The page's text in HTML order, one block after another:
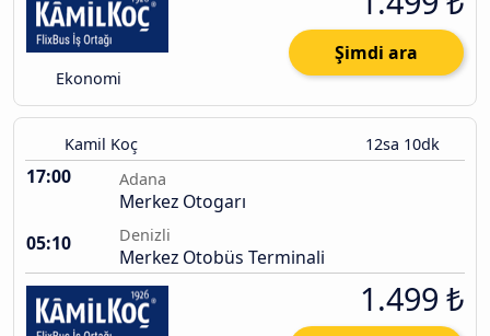
Ekonomi
Şimdi ara
Kamil Koç 12sa 10dk
17:00 Adana
Merkez Otogarı
05:10
Denizli
Merkez Otobüs Terminali
1.499 ₺